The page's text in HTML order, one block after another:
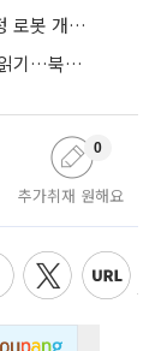
라온로보틱스, 국내 유일 차세대 반도체 공정 로봇 개발 ‘고객사 테스트 진행’
신성에스티, 2300억 규모 미국법인 가동 초읽기…북미 ESS 공략 본격화
추가취재 원해요
0